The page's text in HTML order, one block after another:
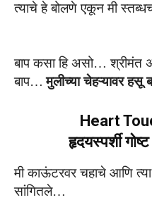
त्याचे हे बोलणे एकून मी
बापकसाहि असो… श्रीमंत
बाप… मुलीच्या चेहऱ्यावरहसू
Heart
हृदयस्पर्शी
मी काऊंटरवर चहाचे आणि
सांगितले…